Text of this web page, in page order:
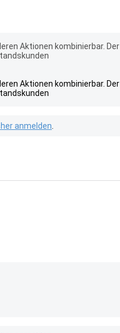
Aktionen kombinierbar. Der
Aktionen kombinierbar. Der
anmelden